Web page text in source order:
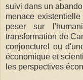
suivi dans un
menace
peser sur
transformation de
conjoncturel ou
économique et
les perspectives